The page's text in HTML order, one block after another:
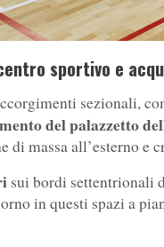
sportivo e
sezionali,
del palazzetto
di massa all’esterno
sui bordi settentrionali
in questi spazi a